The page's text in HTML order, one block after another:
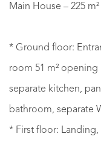
Main House – 225 m²
* Ground floor:
room 51 m²
separate kitchen,
bathroom, separate
* First floor: